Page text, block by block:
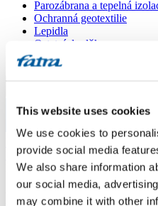
This website uses cookies
We use cookies to
provide social media
We also share information
our social media,
may combine it with other
Parozábrana a tepelná
Ochranná geotextilie
Lepidla
Ostatní doplňky
VŠECHNY PRODUKTY
Menu
Poradna/
Dotaz 871
Dotaz 871